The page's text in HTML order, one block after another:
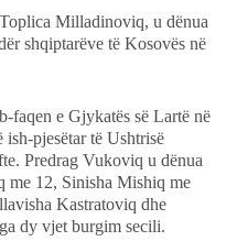
Milladinoviq, u dënua
shqiptarëve të Kosovës në
faqen e Gjykatës së Lartë në
pjesëtar të Ushtrisë
Predrag Vukoviq u dënua
me 12, Sinisha Mishiq me
Kastratoviq dhe
dy vjet burgim secili.